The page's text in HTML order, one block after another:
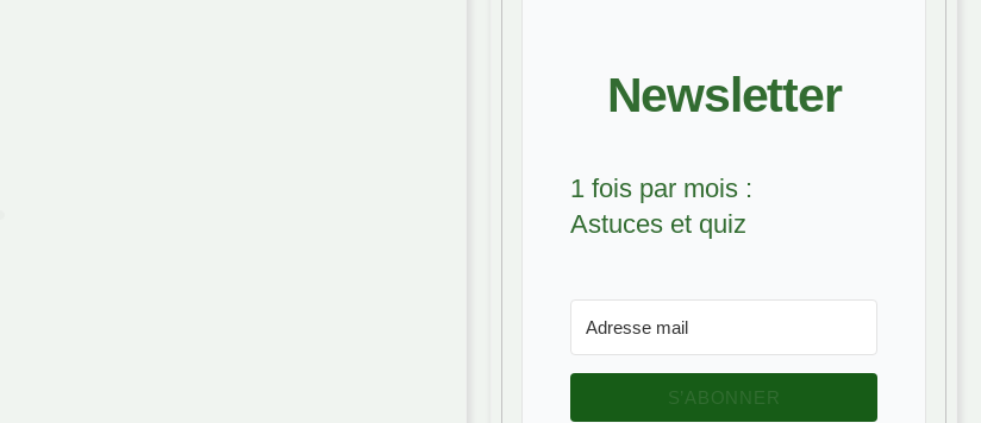
Newsletter
1 fois par mois :
Astuces et quiz
S’ABONNER